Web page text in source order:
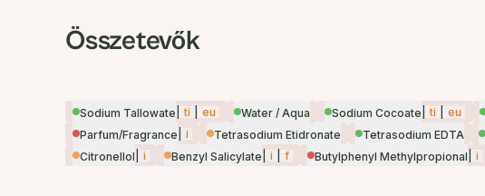
Összetevők
Sodium Tallowate ti eu Water / Aqua Sodium Cocoate ti eu
Parfum/Fragrance
i Tetrasodium Etidronate Tetrasodium EDTA
Citronellol
i Benzyl Salicylate i f Butylphenyl Methylpropional i